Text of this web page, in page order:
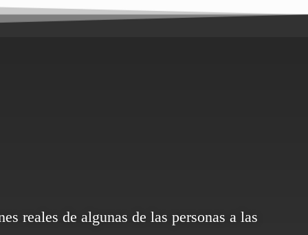
reales de algunas de las personas a las